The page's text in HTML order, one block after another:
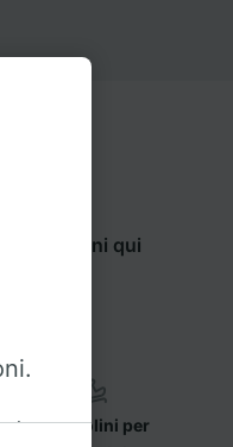
le opzioni qui
Seggiolini per